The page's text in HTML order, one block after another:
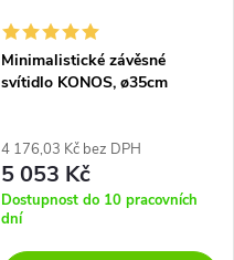
Minimalistické závěsné
svítidlo KONOS, ø35cm
4 176,03 Kč bez DPH
5 053 Kč
Dostupnost do 10 pracovních
dní